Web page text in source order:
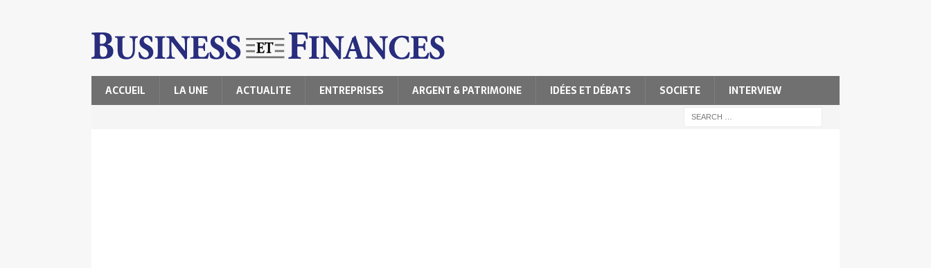
ACCUEIL LA UNE ACTUALITE ENTREPRISES ARGENT & PATRIMOINE IDÉES ET DÉBATS SOCIETE INTERVIEW